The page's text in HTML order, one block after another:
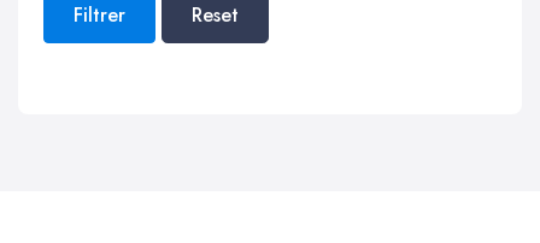
Filtrer Reset